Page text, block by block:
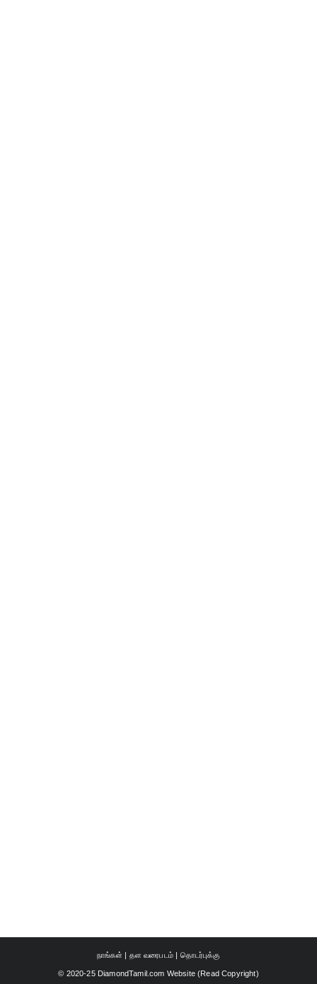
நாங்கள் | தள வரைபடம் | தொடர்புக்கு
© 2020-25 DiamondTamil.com Website (Read Copyright)